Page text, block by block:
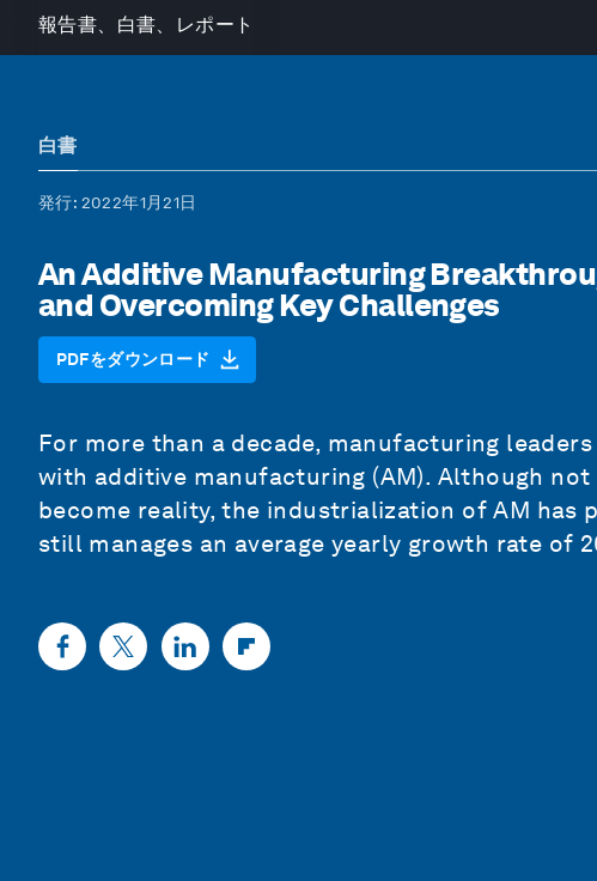
報告書、白書、レポート
白書
発行: 2022年1月21日
An Additive Manufacturing
and Overcoming Key Challenges
PDFをダウンロード
For more than a decade, manufacturing
with additive manufacturing (AM). Although
become reality, the industrialization of AM has
still manages an average yearly growth rate of